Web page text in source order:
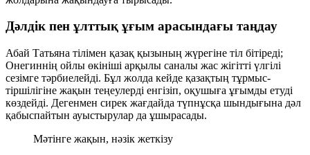
Дәлдік пен ұлттық ұғым арасындағы таңдау
Абай Татьяна тілімен қазақ қызының жүрегіне тіл бітіреді;
Онегиннің ойлы өкініші арқылы саналы жас жігітті үлгілі
сезімге тәрбиелейді. Бұл жолда кейде қазақтың тұрмыс-
тіршілігіне жақын теңеулерді енгізіп, оқушыға ұғымды етуді
көздейді. Дегенмен сирек жағдайда түпнұсқа шындығына дәл
қабыспайтын ауыстырулар да ұшырасады.
Мәтінге жақын, нәзік жеткізу